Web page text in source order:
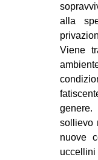
alla
Viene
sollievo
nuove